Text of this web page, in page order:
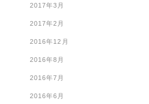
2017年3月
2017年2月
2016年12月
2016年8月
2016年7月
2016年6月